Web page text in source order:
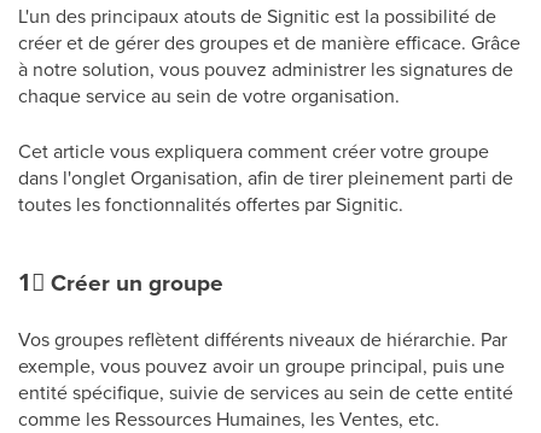
L'un des principaux atouts de Signitic est la possibilité de
créer et de gérer des groupes et de manière efficace. Grâce
à notre solution, vous pouvez administrer les signatures de
chaque service au sein de votre organisation.
Cet article vous expliquera comment créer votre groupe
dans l'onglet Organisation, afin de tirer pleinement parti de
toutes les fonctionnalités offertes par Signitic.
1⃣ Créer un groupe
Vos groupes reflètent différents niveaux de hiérarchie. Par
exemple, vous pouvez avoir un groupe principal, puis une
entité spécifique, suivie de services au sein de cette entité
comme les Ressources Humaines, les Ventes, etc.